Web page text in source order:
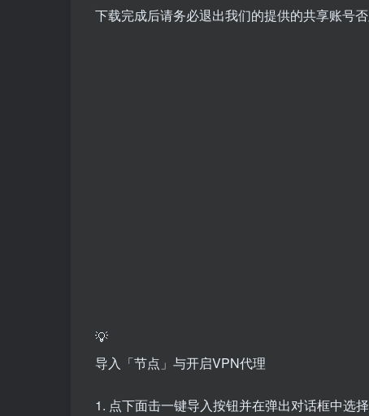
下载完成后请务必退出我们的提供的共享账号
💡
导入「节点」与开启VPN代理
1. 点下面击一键导入按钮并在弹出对话框中选